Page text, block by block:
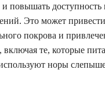
повышать доступность
Это может
покрова и
те, которые
норы